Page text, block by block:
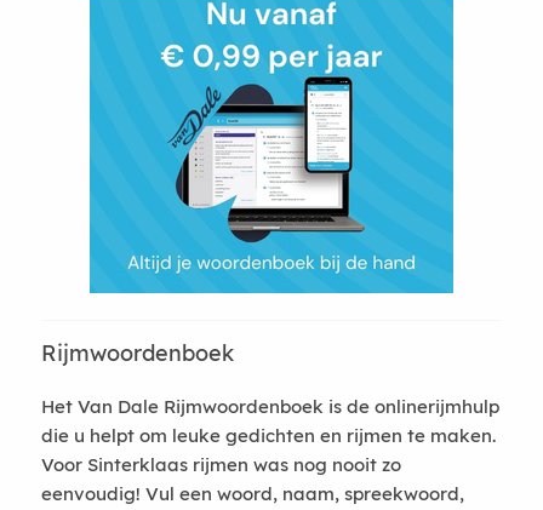
Rijmwoordenboek
Het Van Dale Rijmwoordenboek is de onlinerijmhulp
die u helpt om leuke gedichten en rijmen te maken.
Voor Sinterklaas rijmen was nog nooit zo
eenvoudig! Vul een woord, naam, spreekwoord,